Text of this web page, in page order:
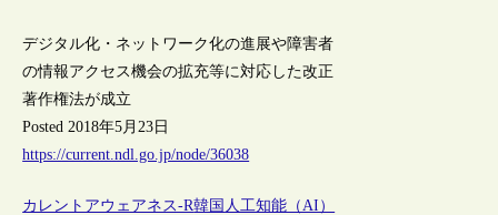
デジタル化・ネットワーク化の進展や障害者
の情報アクセス機会の拡充等に対応した改正
著作権法が成立
Posted 2018年5月23日
https://current.ndl.go.jp/node/36038
カレントアウェアネス-R韓国 人工知能（AI）